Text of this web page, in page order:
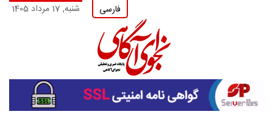
شنبه, 17 مرداد 1405 فارسی